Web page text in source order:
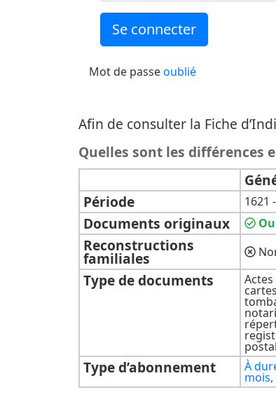
Mot de passeoublié
Afin de consulter la Fiche
Quelles sont les différences
Période
1621
Documents originaux
Reconstructions
familiales
Type de documents
Type d’abonnement À
mois,